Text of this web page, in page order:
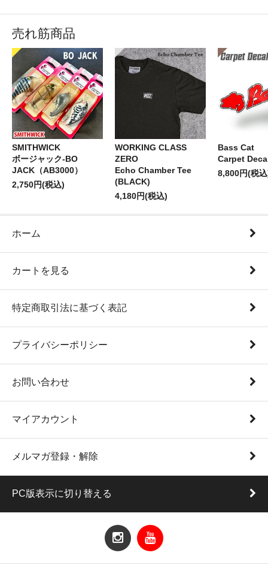
売れ筋商品
SMITHWICK
ボージャック-BO
JACK（AB3000）
2,750円(税込)
WORKING CLASS
ZERO
Echo Chamber Tee
(BLACK)
4,180円(税込)
Bass Cat
Carpet
8,800円(税
ホーム
カートを見る
特定商取引法に基づく表記
プライバシーポリシー
お問い合わせ
マイアカウント
メルマガ登録・解除
PC版表示に切り替える